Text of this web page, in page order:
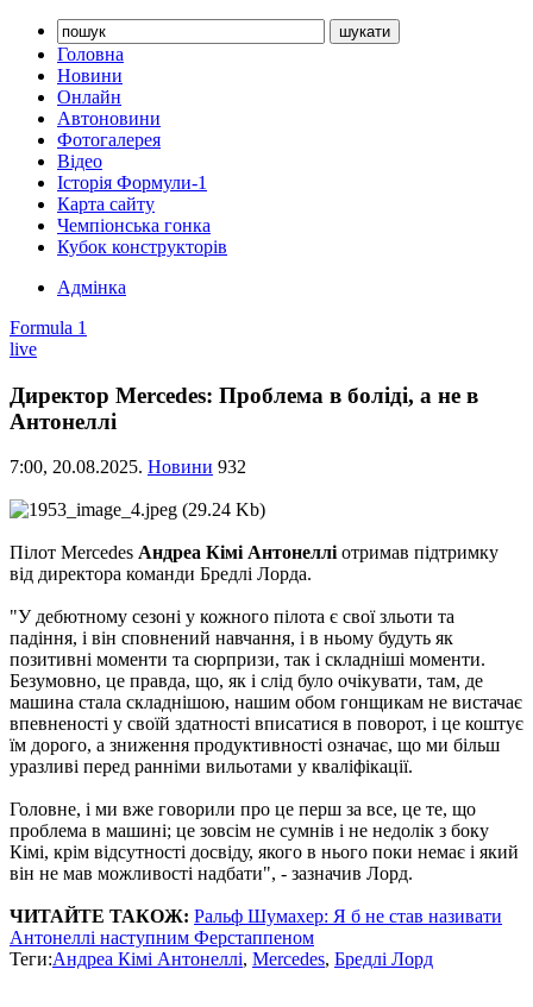
Головна
Новини
Онлайн
Автоновини
Фотогалерея
Відео
Історія Формули-1
Карта сайту
Чемпіонська гонка
Кубок конструкторів
Адмінка
Formula 1
live
Директор Mercedes: Проблема в боліді, а не в
Антонеллі
7:00, 20.08.2025. Новини 932
Пілот Mercedes Андреа Кімі Антонелліотримав підтримку
від директора команди Бредлі Лорда.
"У дебютному сезоні у кожного пілота є свої зльоти та
падіння, і він сповнений навчання, і в ньому будуть як
позитивні моменти та сюрпризи, так і складніші моменти.
Безумовно, це правда, що, як і слід було очікувати, там, де
машина стала складнішою, нашим обом гонщикам не вистачає
впевненості у своїй здатності вписатися в поворот, і це коштує
їм дорого, а зниження продуктивності означає, що ми більш
уразливі перед ранніми вильотами у кваліфікації.
Головне, і ми вже говорили про це перш за все, це те, що
проблема в машині; це зовсім не сумнів і не недолік з боку
Кімі, крім відсутності досвіду, якого в нього поки немає і який
він не мав можливості надбати", - зазначив Лорд.
ЧИТАЙТЕ ТАКОЖ: Ральф Шумахер: Я б не став називати
Антонеллі наступним Ферстаппеном
Теги:Андреа Кімі Антонеллі, Mercedes, Бредлі Лорд